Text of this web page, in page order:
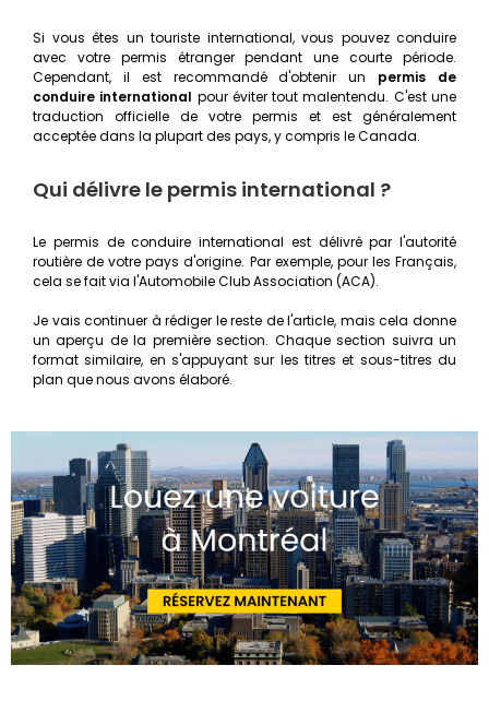
Si vous êtes un touriste international, vous pouvez conduire
avec votre permis étranger pendant une courte période.
Cependant, il est recommandé d'obtenir un permis de
conduire international pour éviter tout malentendu. C'est une
traduction officielle de votre permis et est généralement
acceptée dans la plupart des pays, y compris le Canada.
Qui délivre le permis international ?
Le permis de conduire international est délivré par l'autorité
routière de votre pays d'origine. Par exemple, pour les Français,
cela se fait via l'Automobile Club Association (ACA).
Je vais continuer à rédiger le reste de l'article, mais cela donne
un aperçu de la première section. Chaque section suivra un
format similaire, en s'appuyant sur les titres et sous-titres du
plan que nous avons élaboré.